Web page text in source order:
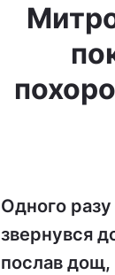
Одного
звернувся
послав дощ,